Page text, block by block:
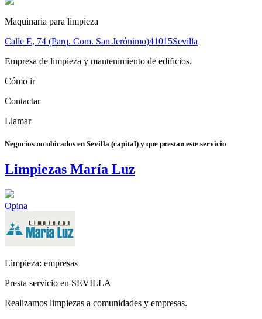
Maquinaria para limpieza
Calle E, 74 (Parq. Com. San Jerónimo)41015Sevilla
Empresa de limpieza y mantenimiento de edificios.
Cómo ir
Contactar
Llamar
Negocios no ubicados en Sevilla (capital) y que prestan este servicio
Limpiezas María Luz
Opina
Limpieza: empresas
Presta servicio en SEVILLA
Realizamos limpiezas a comunidades y empresas.